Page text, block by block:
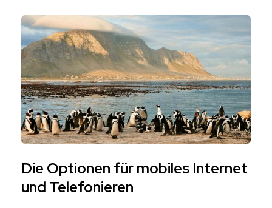
Die Optionen für mobiles Internet
und Telefonieren